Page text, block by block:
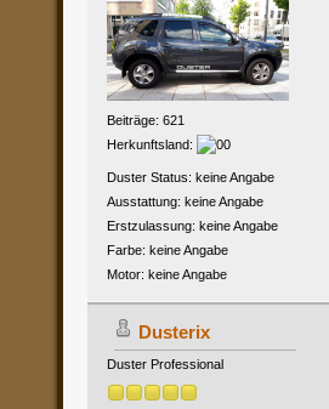
Beiträge: 621
Herkunftsland:
Duster Status: keine Angabe
Ausstattung: keine Angabe
Erstzulassung: keine Angabe
Farbe: keine Angabe
Motor: keine Angabe
Dusterix
Duster Professional